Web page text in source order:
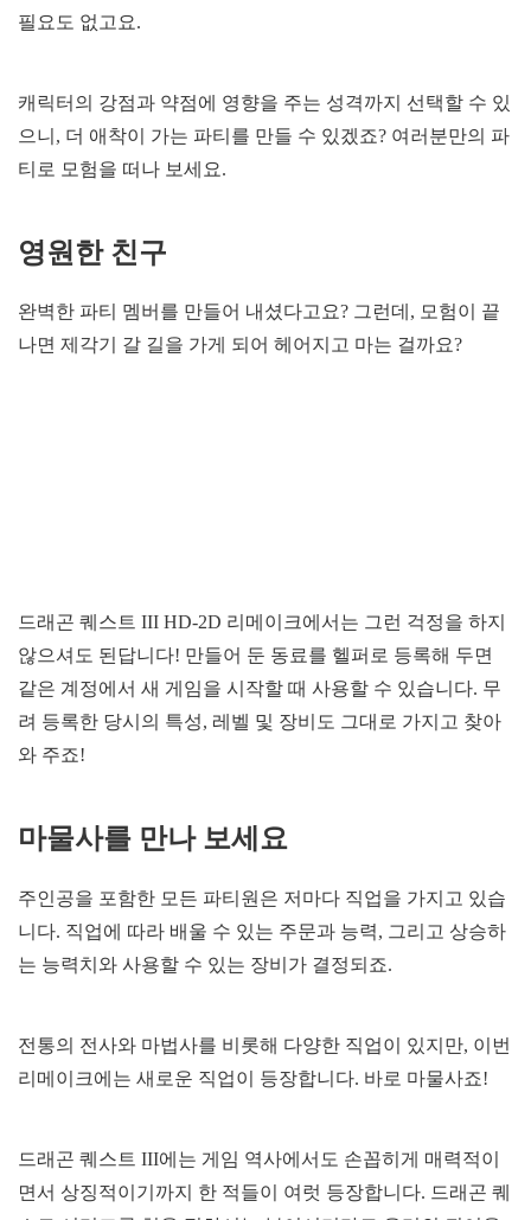
필요도 없고요.
캐릭터의 강점과 약점에 영향을 주는 성격까지 선택할 수 있
으니, 더 애착이 가는 파티를 만들 수 있겠죠? 여러분만의 파
티로 모험을 떠나 보세요.
영원한 친구
완벽한 파티 멤버를 만들어 내셨다고요? 그런데, 모험이 끝
나면 제각기 갈 길을 가게 되어 헤어지고 마는 걸까요?
드래곤 퀘스트 III HD-2D 리메이크에서는 그런 걱정을 하지
않으셔도 된답니다! 만들어 둔 동료를 헬퍼로 등록해 두면
같은 계정에서 새 게임을 시작할 때 사용할 수 있습니다. 무
려 등록한 당시의 특성, 레벨 및 장비도 그대로 가지고 찾아
와 주죠!
마물사를 만나 보세요
주인공을 포함한 모든 파티원은 저마다 직업을 가지고 있습
니다. 직업에 따라 배울 수 있는 주문과 능력, 그리고 상승하
는 능력치와 사용할 수 있는 장비가 결정되죠.
전통의 전사와 마법사를 비롯해 다양한 직업이 있지만, 이번
리메이크에는 새로운 직업이 등장합니다. 바로 마물사죠!
드래곤 퀘스트 III에는 게임 역사에서도 손꼽히게 매력적이
면서 상징적이기까지 한 적들이 여럿 등장합니다. 드래곤 퀘